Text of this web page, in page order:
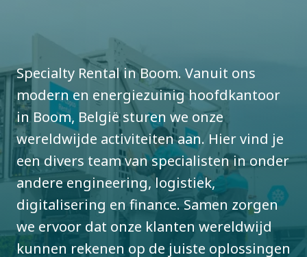
Specialty Rental in Boom. Vanuit ons
modern en energiezuinig hoofdkantoor
in Boom, België sturen we onze
wereldwijde activiteiten aan. Hier vind je
een divers team van specialisten in onder
andere engineering, logistiek,
digitalisering en finance. Samen zorgen
we ervoor dat onze klanten wereldwijd
kunnen rekenen op de juiste oplossingen